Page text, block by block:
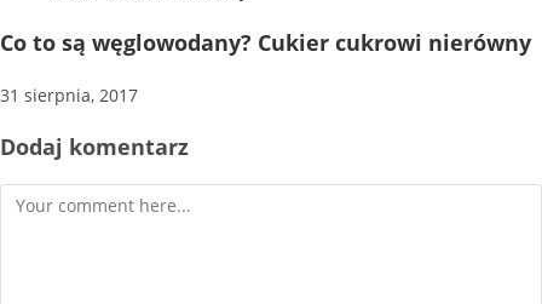
Co to są węglowodany? Cukier cukrowi nierówny
31 sierpnia, 2017
Dodaj komentarz